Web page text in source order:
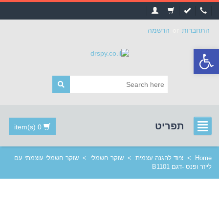
סרגל
נגישות
התחברות הרשמה
תפריט 0 item(s)
Home
> ציוד להגנה עצמית > שוקר חשמלי > שוקר חשמלי עוצמתי עם
לייזר ופנס -דגם B1101